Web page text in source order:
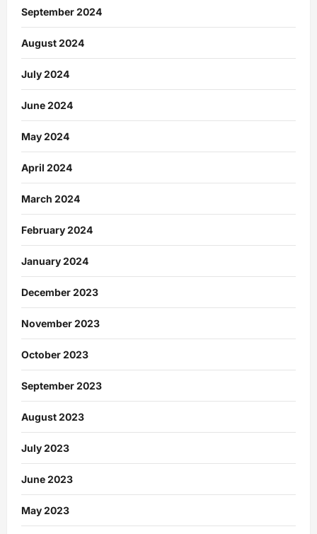
September 2024
August 2024
July 2024
June 2024
May 2024
April 2024
March 2024
February 2024
January 2024
December 2023
November 2023
October 2023
September 2023
August 2023
July 2023
June 2023
May 2023